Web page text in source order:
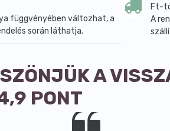
függvényében változhat, a
során láthatja.
Ft-
A
A
PONT